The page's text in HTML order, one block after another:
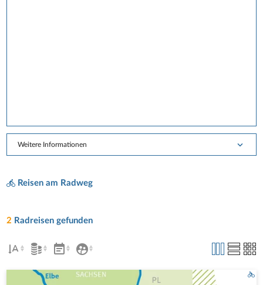
Weitere Informationen
Reisen am Radweg
2 Radreisen gefunden